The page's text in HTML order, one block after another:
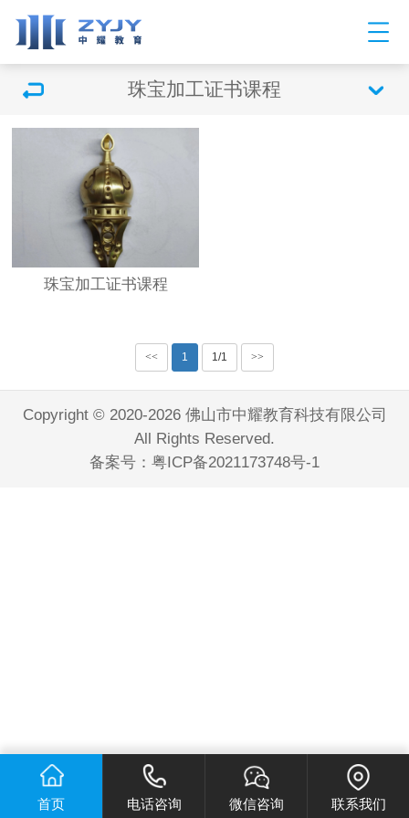
珠宝加工证书课程
珠宝加工证书课程
<< 1 1/1 >>
Copyright © 2020-2026 佛山市中耀教育科技有限公司
All Rights Reserved.
备案号： 粤ICP备2021173748号-1
首页 电话咨询 微信咨询 联系我们